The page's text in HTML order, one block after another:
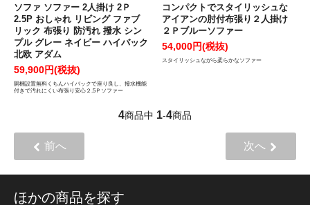
ソファ ソファー 2人掛け 2Ｐ
2.5P おしゃれ リビング ファブ
リック 布張り 防汚れ 撥水 シン
プル グレー ネイビー ハイバック
北欧 アダム
59,900円(税抜)
開梱設置無料くちんハイバックで座り良し、撥水機能
付きで汚れにくい布張り安心２.5Ｐソファー
コンパクトでスタイリッシュな
アイアンの肘付布張り２人掛け
２Ｐブルーソファー
54,000円(税抜)
スタイリッシュながら柔らかなソファー
4商品中 1-4商品
前へ 次へ
ほかの商品を探す